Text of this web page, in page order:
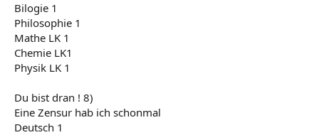
Bilogie 1
Philosophie 1
Mathe LK 1
Chemie LK1
Physik LK 1
Du bist dran ! 8)
Eine Zensur hab ich schonmal
Deutsch 1